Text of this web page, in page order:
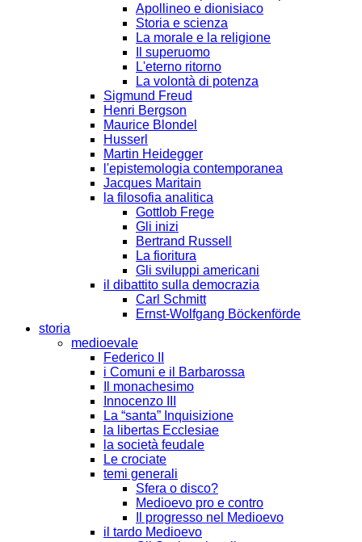
Apollineo e dionisiaco
Storia e scienza
La morale e la religione
Il superuomo
L'eterno ritorno
La volontà di potenza
Sigmund Freud
Henri Bergson
Maurice Blondel
Husserl
Martin Heidegger
l'epistemologia contemporanea
Jacques Maritain
la filosofia analitica
Gottlob Frege
Gli inizi
Bertrand Russell
La fioritura
Gli sviluppi americani
il dibattito sulla democrazia
Carl Schmitt
Ernst-Wolfgang Böckenförde
storia
medioevale
Federico II
i Comuni e il Barbarossa
Il monachesimo
Innocenzo III
La “santa” Inquisizione
la libertas Ecclesiae
la società feudale
Le crociate
temi generali
Sfera o disco?
Medioevo pro e contro
Il progresso nel Medioevo
il tardo Medioevo